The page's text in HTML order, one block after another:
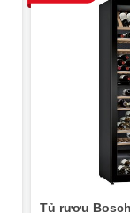
Tủ rượu